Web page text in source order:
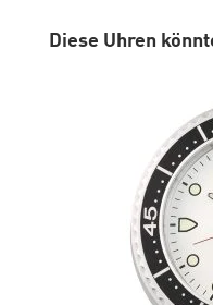
Diese Uhren